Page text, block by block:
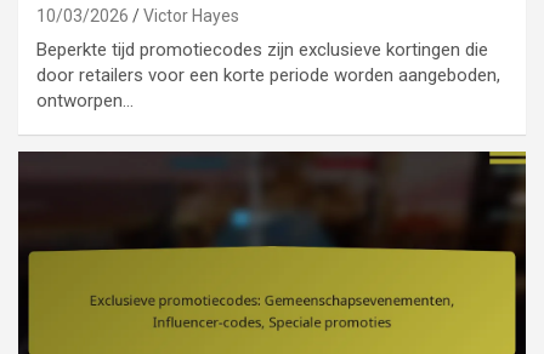
10/03/2026 Victor Hayes
Beperkte tijd promotiecodes zijn exclusieve kortingen die
door retailers voor een korte periode worden aangeboden,
ontworpen…